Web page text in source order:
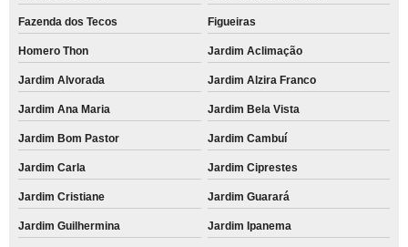
Fazenda dos Tecos Figueiras
Homero Thon Jardim Aclimação
Jardim Alvorada Jardim Alzira Franco
Jardim Ana Maria Jardim Bela Vista
Jardim Bom Pastor Jardim Cambuí
Jardim Carla Jardim Ciprestes
Jardim Cristiane Jardim Guarará
Jardim Guilhermina Jardim Ipanema